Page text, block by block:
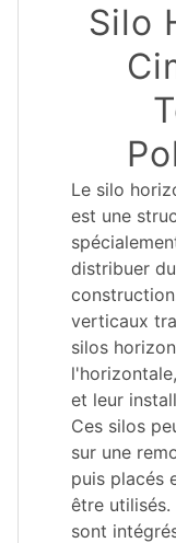
Silo
Le silo
est une
distribuer
verticaux
silos
et leur
Ces silos
sur une
puis placés
être
sont